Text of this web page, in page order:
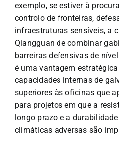
exemplo, se estiver à
controlo de fronteiras,
infraestruturas sensíveis, a
Qiangguan de combinar
barreiras defensivas de
é uma vantagem
capacidades internas de
superiores às oficinas que
para projetos em que a
longo prazo e a
climáticas adversas são